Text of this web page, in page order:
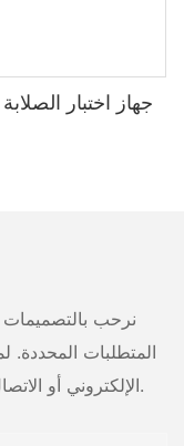
جهاز اختبار
نرحب بالتصميمات
المتطلبات المحددة.
الإلكتروني أو الاتصال بنا مباشرة مع أسئلة أو استفسارات.